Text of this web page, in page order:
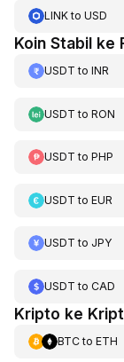
LINKto USD
Koin Stabil ke
USDT to INR
USDT to RON
USDT to PHP
USDT to EUR
USDT to JPY
USDT to CAD
Kripto ke
BTCto ETH